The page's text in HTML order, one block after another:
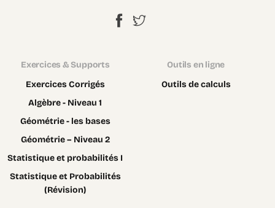
Exercices & Supports
Exercices Corrigés
Algèbre - Niveau 1
Géométrie - les bases
Géométrie – Niveau 2
Statistique et probabilités I
Statistique et Probabilités
(Révision)
Outils en ligne
Outils de calculs